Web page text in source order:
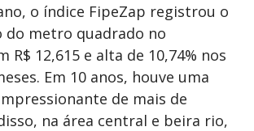
o índice FipeZap registrou o
do metro quadrado no
R$ 12,615 e alta de 10,74% nos
Em 10 anos, houve uma
de mais de
na área central e beira rio,